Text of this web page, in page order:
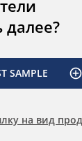
далее?
SAMPLE
на вид